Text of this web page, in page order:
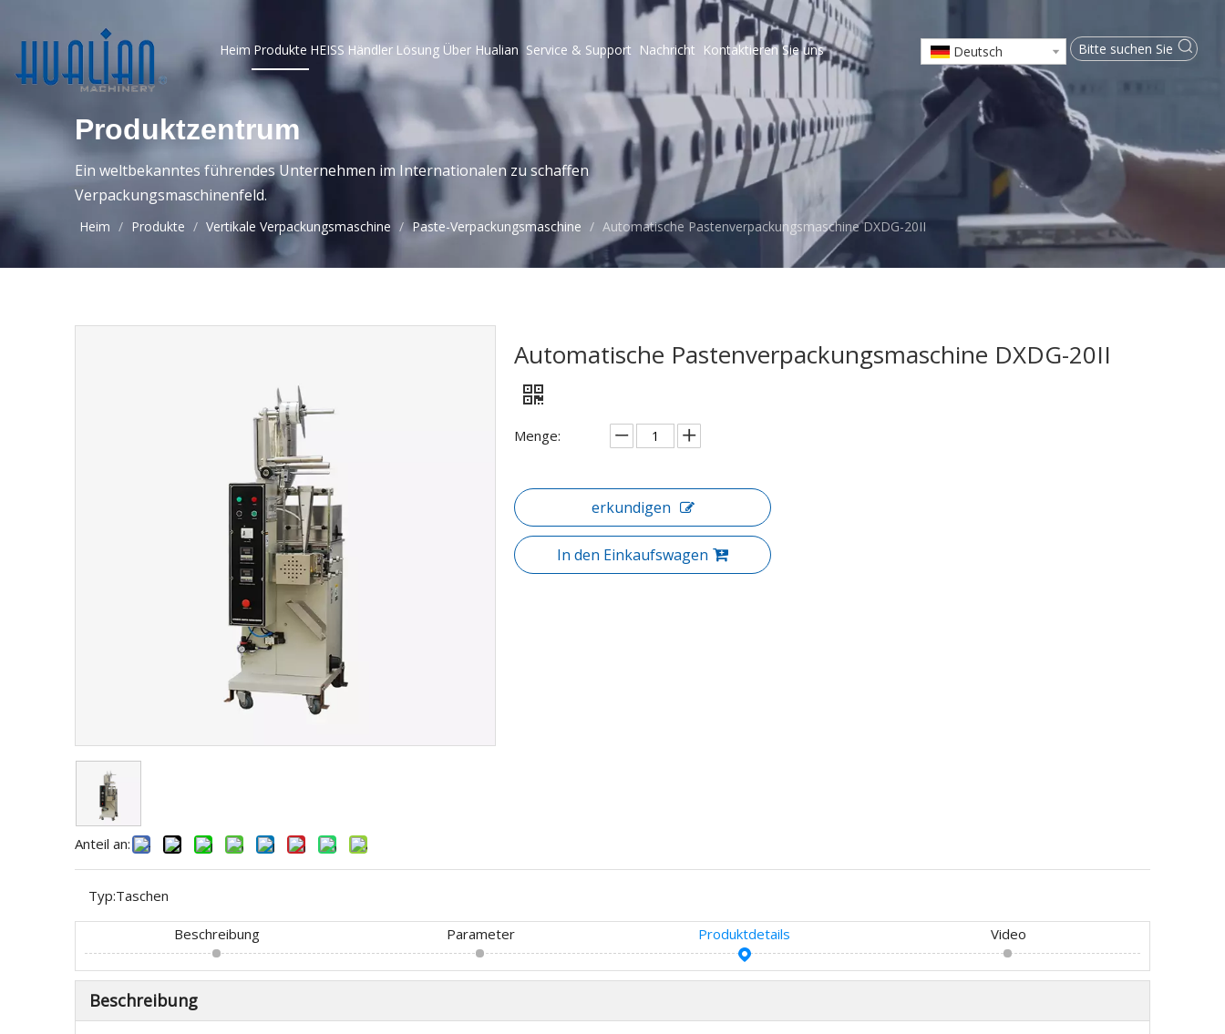
Heim Produkte HEISS Händler Lösung Über Hualian Service & Support Nachricht Kontaktieren Sie uns Deutsch
Produktzentrum
Ein weltbekanntes führendes Unternehmen im Internationalen zu schaffen
Verpackungsmaschinenfeld.
Heim / Produkte / Vertikale Verpackungsmaschine / Paste-Verpackungsmaschine / Automatische Pastenverpackungsmaschine DXDG-20II
Anteil an:
Automatische Pastenverpackungsmaschine DXDG-20II
Menge:
erkundigen
In den Einkaufswagen
Typ:Taschen
Beschreibung Parameter Produktdetails Video
Beschreibung